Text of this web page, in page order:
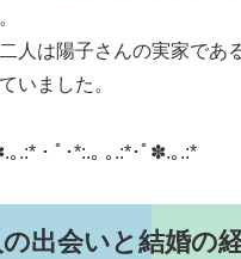
人は陽子さんの実家であ
いました。
｡.:*・ﾟ･*:.｡ ｡.:*･ﾟ✽.｡.:*
出会いと結婚の